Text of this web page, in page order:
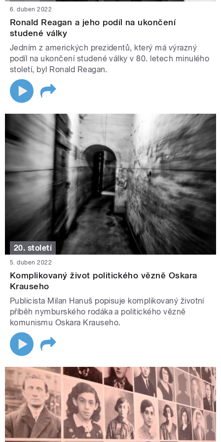
6. duben 2022
Ronald Reagan a jeho podíl na ukončení
studené války
Jedním z amerických prezidentů, který má výrazný
podíl na ukončení studené války v 80. letech minulého
století, byl Ronald Reagan.
20. století
5. duben 2022
Komplikovaný život politického vězně Oskara
Krauseho
Publicista Milan Hanuš popisuje komplikovaný životní
příběh nymburského rodáka a politického vězně
komunismu Oskara Krauseho.